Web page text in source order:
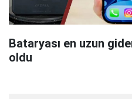
Bataryası en uzun
oldu